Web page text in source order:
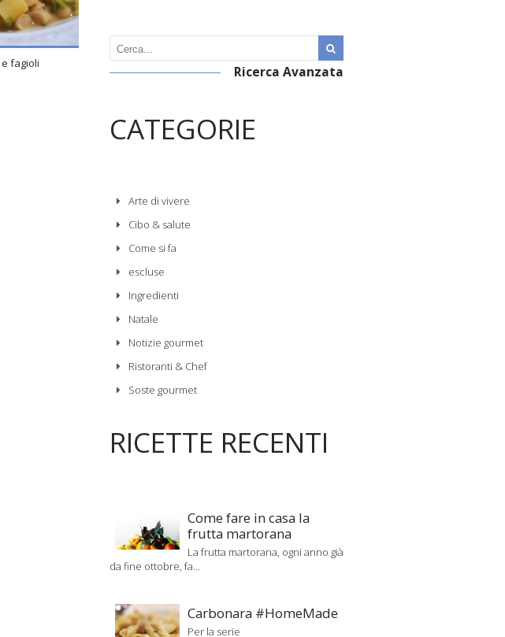
4
50 Min
fagioli
Ricerca Avanzata
CATEGORIE
Arte di vivere
Cibo & salute
Come si fa
escluse
Ingredienti
Natale
Notizie gourmet
Ristoranti & Chef
Soste gourmet
RICETTE RECENTI
Come fare in casa la
frutta martorana
La frutta martorana, ogni anno già
da fine ottobre, fa...
Carbonara #HomeMade
Per la serie